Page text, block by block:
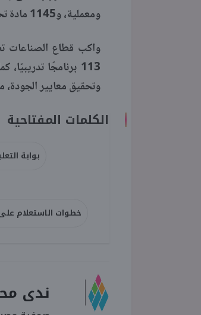
ومعملية، و1145 مادة تحريرية، ما يبرز حجم العمل والجهد المطلوب في هذا النوع من التعليم.
وتحقيق معايير
الكلمات المفتاحية
بوابة
خطوات الاستعلام على
ندى